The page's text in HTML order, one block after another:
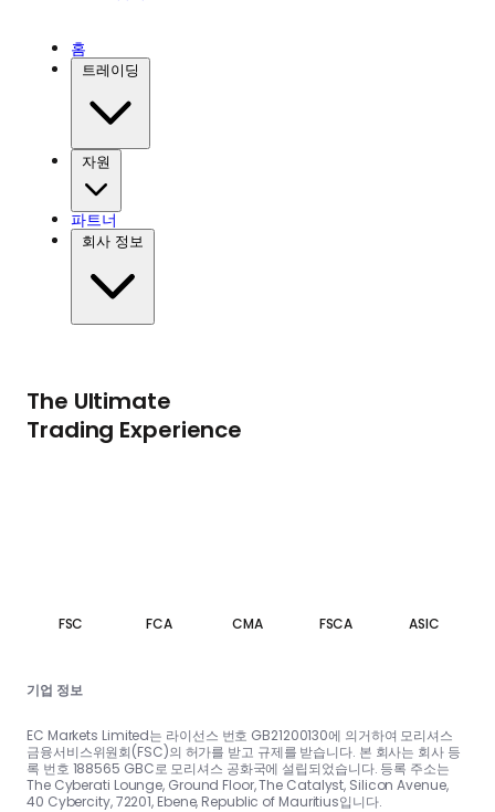
홈
트레이딩
자원
파트너
회사 정보
The Ultimate
Trading Experience
FSC FCA CMA FSCA ASIC
기업 정보
EC Markets Limited는 라이선스 번호 GB21200130에 의거하여 모리셔스
금융서비스위원회(FSC)의 허가를 받고 규제를 받습니다. 본 회사는 회사 등
록 번호 188565 GBC로 모리셔스 공화국에 설립되었습니다. 등록 주소는
The Cyberati Lounge, Ground Floor, The Catalyst, Silicon Avenue,
40 Cybercity, 72201, Ebene, Republic of Mauritius입니다.